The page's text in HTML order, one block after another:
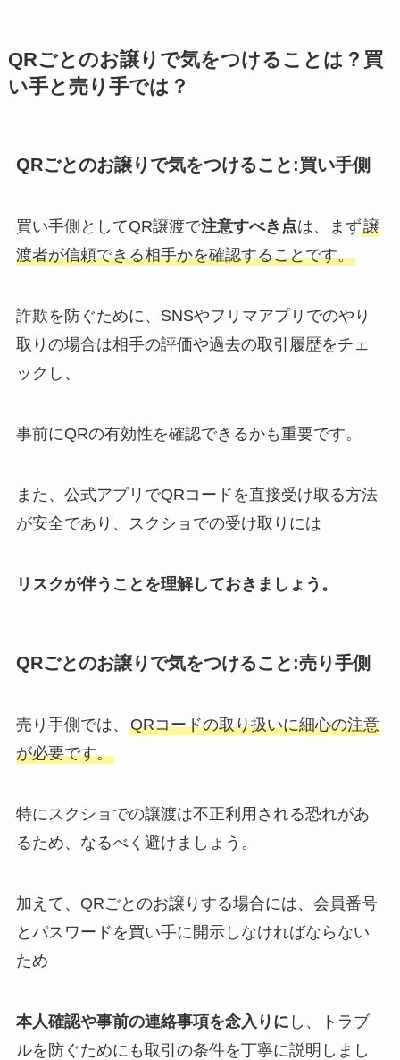
年？セトリは？パンツ事件やオー
ルバック事件も解説！
ジャニーズ・七五三掛龍也の苗字
の読み方とは？基本的なプロフィ
ールや経歴は？
なにわ男子の血液型を一覧で紹
ズ雑誌買取相場や値段なども調査
ッズの隠れた名曲も紹介
多い機種！joysound・damどっ
も紹介！
覧！トリオ名やファンからのメン
バーのあだ名は？
QRごとのお譲りで気をつけることは？買
い手と売り手では？
QRごとのお譲りで気をつけること:買い手側
買い手側としてQR譲渡で注意すべき点は、まず譲
渡者が信頼できる相手かを確認することです。
詐欺を防ぐために、SNSやフリマアプリでのやり
取りの場合は相手の評価や過去の取引履歴をチェ
ックし、
事前にQRの有効性を確認できるかも重要です。
また、公式アプリでQRコードを直接受け取る方法
が安全であり、スクショでの受け取りには
リスクが伴うことを理解しておきましょう。
QRごとのお譲りで気をつけること:売り手側
売り手側では、 QRコードの取り扱いに細心の注意
が必要です。
特にスクショでの譲渡は不正利用される恐れがあ
るため、なるべく避けましょう。
加えて、QRごとのお譲りする場合には、会員番号
とパスワードを買い手に開示しなければならない
ため
本人確認や事前の連絡事項を念入りに し、トラブ
ルを防ぐためにも取引の条件を丁寧に説明しまし